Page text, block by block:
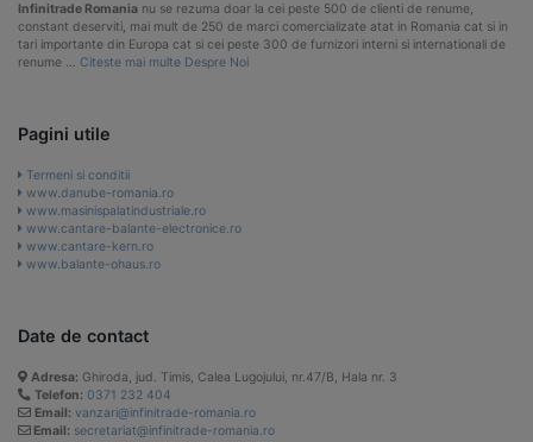
Infinitrade Romania nu se rezuma doar la cei peste 500 de clienti de renume,
constant deserviti, mai mult de 250 de marci comercializate atat in Romania cat si in
tari importante din Europa cat si cei peste 300 de furnizori interni si internationali de
renume … Citeste mai multe Despre Noi
Pagini utile
Termeni si conditii
www.danube-romania.ro
www.masinispalatindustriale.ro
www.cantare-balante-electronice.ro
www.cantare-kern.ro
www.balante-ohaus.ro
Date de contact
Adresa: Ghiroda, jud. Timis, Calea Lugojului, nr.47/B, Hala nr. 3
Telefon: 0371 232 404
Email: vanzari@infinitrade-romania.ro
Email: secretariat@infinitrade-romania.ro